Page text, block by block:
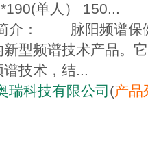
单人） 150...
： 脉阳频谱保健
型频谱技术产品。
技术，结...
瑞科技有限公司 (产品